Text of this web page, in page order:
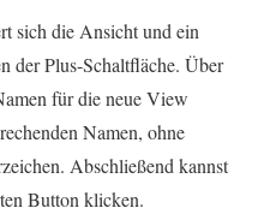
sich die Ansicht und ein
der Plus-Schaltfläche. Über
für die neue View
Namen, ohne
Abschließend kannst
Button klicken.